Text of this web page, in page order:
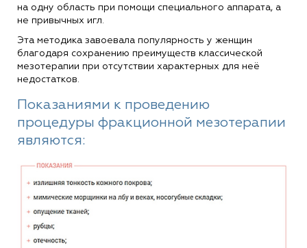
на одну область при помощи специального аппарата, а
не привычных игл.
Эта методика завоевала популярность у женщин
благодаря сохранению преимуществ классической
мезотерапии при отсутствии характерных для неё
недостатков.
Показаниями к проведению
процедуры фракционной мезотерапии
являются: